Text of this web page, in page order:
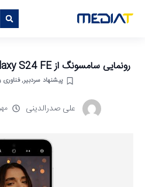
رونمایی سامسونگ از Galaxy S24 FE مجهز به هوش مصنوعی
پیشنهاد سردبیر,
علی صدرالدینی مهر ۷,